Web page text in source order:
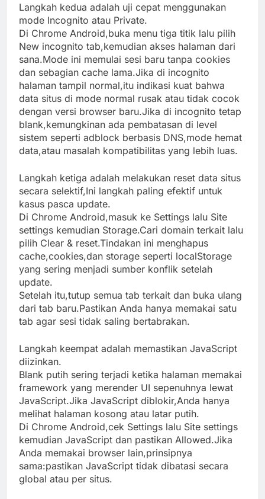
Langkah kedua adalah uji cepat menggunakan
mode Incognito atau Private.
Di Chrome Android,buka menu tiga titik lalu pilih
New incognito tab,kemudian akses halaman dari
sana.Mode ini memulai sesi baru tanpa cookies
dan sebagian cache lama.Jika di incognito
halaman tampil normal,itu indikasi kuat bahwa
data situs di mode normal rusak atau tidak cocok
dengan versi browser baru.Jika di incognito tetap
blank,kemungkinan ada pembatasan di level
sistem seperti adblock berbasis DNS,mode hemat
data,atau masalah kompatibilitas yang lebih luas.
Langkah ketiga adalah melakukan reset data situs
secara selektif,Ini langkah paling efektif untuk
kasus pasca update.
Di Chrome Android,masuk ke Settings lalu Site
settings kemudian Storage.Cari domain terkait lalu
pilih Clear & reset.Tindakan ini menghapus
cache,cookies,dan storage seperti localStorage
yang sering menjadi sumber konflik setelah
update.
Setelah itu,tutup semua tab terkait dan buka ulang
dari tab baru.Pastikan Anda hanya memakai satu
tab agar sesi tidak saling bertabrakan.
Langkah keempat adalah memastikan JavaScript
diizinkan.
Blank putih sering terjadi ketika halaman memakai
framework yang merender UI sepenuhnya lewat
JavaScript.Jika JavaScript diblokir,Anda hanya
melihat halaman kosong atau latar putih.
Di Chrome Android,cek Settings lalu Site settings
kemudian JavaScript dan pastikan Allowed.Jika
Anda memakai browser lain,prinsipnya
sama:pastikan JavaScript tidak dibatasi secara
global atau per situs.